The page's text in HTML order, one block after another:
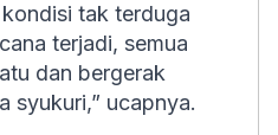
tak terduga
terjadi, semua
dan bergerak
syukuri,” ucapnya.